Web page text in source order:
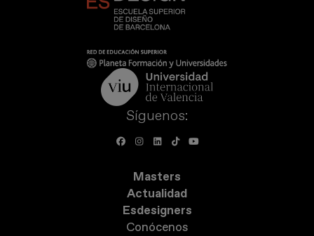
Síguenos:
Masters
Actualidad
Esdesigners
Conócenos